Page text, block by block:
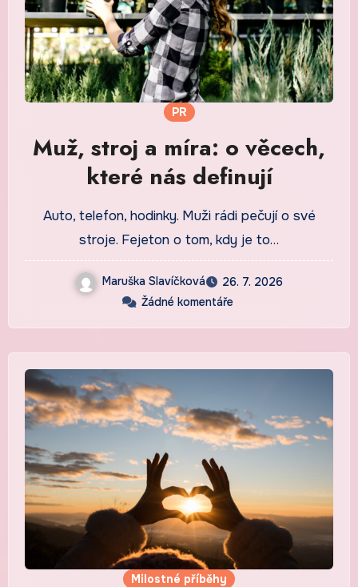
PR
Muž, stroj a míra: o věcech,
které nás definují
Auto, telefon, hodinky. Muži rádi pečují o své
stroje. Fejeton o tom, kdy je to…
Maruška Slavíčková
26. 7. 2026
Žádné komentáře
Milostné příběhy